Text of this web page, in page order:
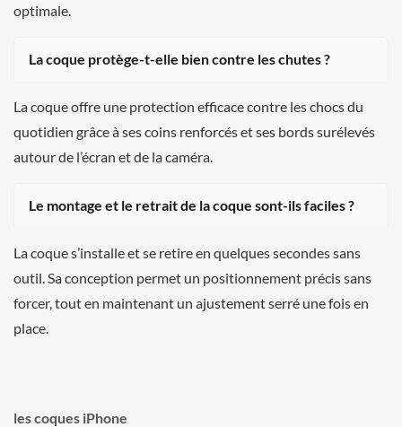
optimale.
La coque protège-t-elle bien contre les chutes ?
La coque offre une protection efficace contre les chocs du
quotidien grâce à ses coins renforcés et ses bords surélevés
autour de l’écran et de la caméra.
Le montage et le retrait de la coque sont-ils faciles ?
La coque s’installe et se retire en quelques secondes sans
outil. Sa conception permet un positionnement précis sans
forcer, tout en maintenant un ajustement serré une fois en
place.
les coques iPhone